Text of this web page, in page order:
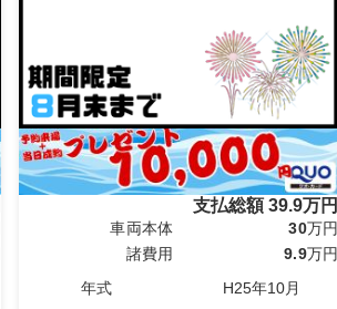
支払総額39.9万円
車両本体 30万円
諸費用
9.9万円
年式
H25年10月